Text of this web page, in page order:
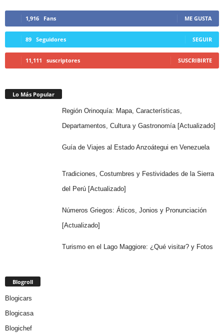
1,916 Fans ME GUSTA
89 Seguidores SEGUIR
11,111 suscriptores SUSCRIBIRTE
Lo Más Popular
Región Orinoquía: Mapa, Características,
Departamentos, Cultura y Gastronomía [Actualizado]
Guía de Viajes al Estado Anzoátegui en Venezuela
Tradiciones, Costumbres y Festividades de la Sierra
del Perú [Actualizado]
Números Griegos: Áticos, Jonios y Pronunciación
[Actualizado]
Turismo en el Lago Maggiore: ¿Qué visitar? y Fotos
Blogroll
Blogicars
Blogicasa
Blogichef